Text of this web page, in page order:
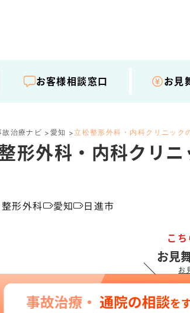
お客様相談窓口 お見
故治療ナビ > 愛知 >立松整形外科・内科クリニック
形外科・内科クリ
形外科 愛知 日進市
＼
こ
お見
お